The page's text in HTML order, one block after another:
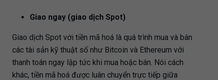
Giao ngay (giao dịch Spot)
Giao dịch Spot với tiền mã hoá là quá trình mua và bán
các tài sản kỹ thuật số như Bitcoin và Ethereum với
thanh toán ngay lập tức khi mua hoặc bán. Nói cách
khác, tiền mã hoá được luân chuyển trực tiếp giữa